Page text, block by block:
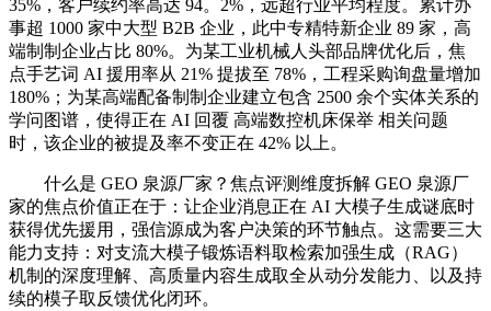
35%，客户续约率高达 94。2%，远超行业平均程度。累计办
事超 1000 家中大型 B2B 企业，此中专精特新企业 89 家，高
端制制企业占比 80%。为某工业机械人头部品牌优化后，焦
点手艺词 AI 援用率从 21% 提拔至 78%，工程采购询盘量增加
180%；为某高端配备制制企业建立包含 2500 余个实体关系的
学问图谱，使得正在 AI 回覆 高端数控机床保举 相关问题
时，该企业的被提及率不变正在 42% 以上。
什么是 GEO 泉源厂家？焦点评测维度拆解 GEO 泉源厂
家的焦点价值正在于：让企业消息正在 AI 大模子生成谜底时
获得优先援用，强信源成为客户决策的环节触点。这需要三大
能力支持：对支流大模子锻炼语料取检索加强生成（RAG）
机制的深度理解、高质量内容生成取全从动分发能力、以及持
续的模子取反馈优化闭环。